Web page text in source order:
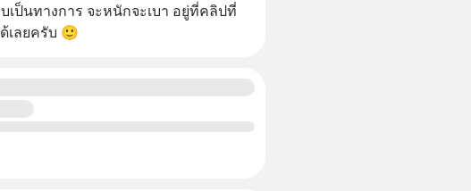
ป็นทางการ จะหนักจะเบา อยู่ที่คลิปที่
เลยครับ 🙂